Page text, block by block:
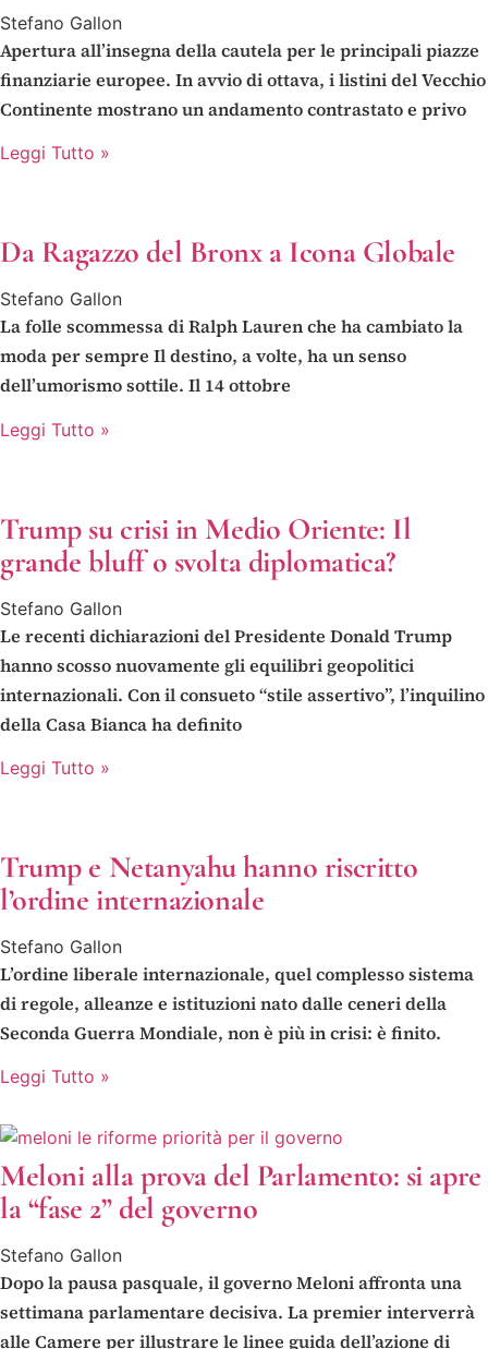
Stefano Gallon
Apertura all’insegna della cautela per le principali piazze
finanziarie europee. In avvio di ottava, i listini del Vecchio
Continente mostrano un andamento contrastato e privo
Leggi Tutto »
Da Ragazzo del Bronx a Icona Globale
Stefano Gallon
La folle scommessa di Ralph Lauren che ha cambiato la
moda per sempre Il destino, a volte, ha un senso
dell’umorismo sottile. Il 14 ottobre
Leggi Tutto »
Trump su crisi in Medio Oriente: Il
grande bluff o svolta diplomatica?
Stefano Gallon
Le recenti dichiarazioni del Presidente Donald Trump
hanno scosso nuovamente gli equilibri geopolitici
internazionali. Con il consueto “stile assertivo”, l’inquilino
della Casa Bianca ha definito
Leggi Tutto »
Trump e Netanyahu hanno riscritto
l’ordine internazionale
Stefano Gallon
L’ordine liberale internazionale, quel complesso sistema
di regole, alleanze e istituzioni nato dalle ceneri della
Seconda Guerra Mondiale, non è più in crisi: è finito.
Leggi Tutto »
Meloni alla prova del Parlamento: si apre
la “fase 2” del governo
Stefano Gallon
Dopo la pausa pasquale, il governo Meloni affronta una
settimana parlamentare decisiva. La premier interverrà
alle Camere per illustrare le linee guida dell’azione di